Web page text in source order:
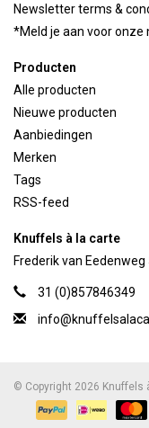
Newsletter terms &
*Meld je aan voor
Producten
Alle producten
Nieuwe producten
Aanbiedingen
Merken
Tags
RSS-feed
Knuffels à la carte
Frederik van
31 (0)857846349
© Copyright 2026 Knuffels